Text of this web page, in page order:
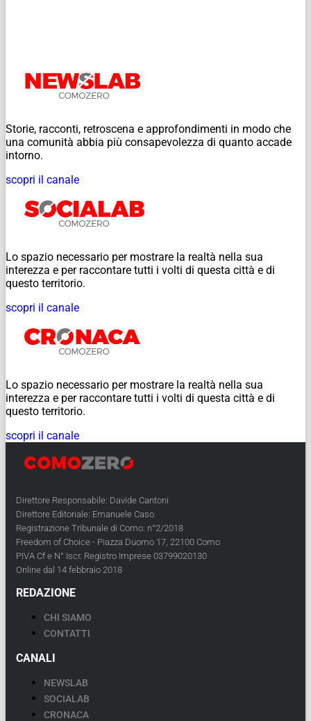
Storie, racconti, retroscena e approfondimenti in modo che
una comunità abbia più consapevolezza di quanto accade
intorno.
scopri il canale
Lo spazio necessario per mostrare la realtà nella sua
interezza e per raccontare tutti i volti di questa città e di
questo territorio.
scopri il canale
Lo spazio necessario per mostrare la realtà nella sua
interezza e per raccontare tutti i volti di questa città e di
questo territorio.
scopri il canale
Direttore Responsabile: Davide Cantoni
Direttore Editoriale: Emanuele Caso
Registrazione Tribunale di Como: n°2/2018
Freedom of Choice - Piazza Duomo 17, 22100 Como
PIVA Cf e N° Iscr. Registro Imprese 03799020130
Online dal 14 febbraio 2018
REDAZIONE
CHI SIAMO
CONTATTI
CANALI
NEWSLAB
SOCIALAB
CRONACA